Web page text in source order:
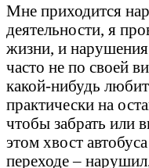
Мне приходится
деятельности, я
жизни, и
часто не по своей
какой-нибудь
практически на
чтобы забрать или
этом хвост
переходе –